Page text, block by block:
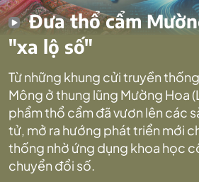
Đưa thổ cẩm
"xa lộ số"
Từ những khung cửi truyền
Mông ở thung lũng Mường Hoa
phẩm thổ cẩm đã vươn lên các
tử, mở ra hướng phát triển mới
thống nhờ ứng dụng khoa học
chuyển đổi số.